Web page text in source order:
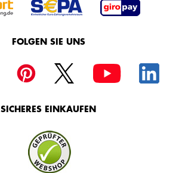
FOLGEN SIE UNS
SICHERES EINKAUFEN